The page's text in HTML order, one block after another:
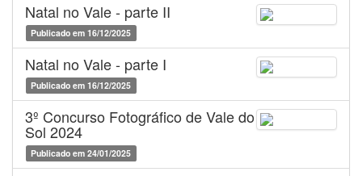
Natal no Vale - parte II
Publicado em 16/12/2025
Natal no Vale - parte I
Publicado em 16/12/2025
3º Concurso Fotográfico de Vale do
Sol 2024
Publicado em 24/01/2025